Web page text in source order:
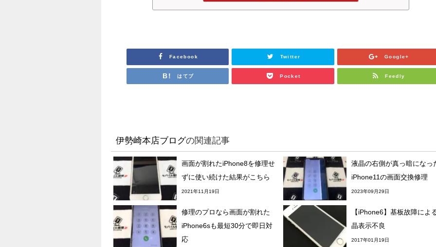
Facebook Twitter Google+
はてブ Pocket Feedly
伊勢崎本店ブログの関連記事
画面が割れたiPhone8を修理せ
ずに使い続けた結果がこちら
2021年11月19日
液晶の右側が真っ暗になっ
iPhone11の画面交換修理
2023年09月29日
修理のプロなら画面が割れた
iPhone6sも最短30分で即日対
応
【iPhone6】基板故障によ
晶表示不良
2017年01月19日